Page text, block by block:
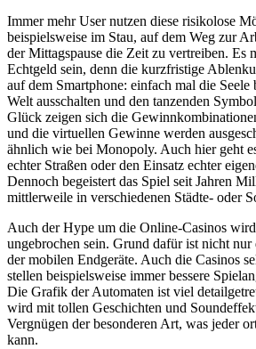
Immer mehr User nutzen diese risikolose
beispielsweise im Stau, auf dem Weg zur
der Mittagspause die Zeit zu vertreiben. Es
Echtgeld sein, denn die kurzfristige
auf dem Smartphone: einfach mal die Seele
Welt ausschalten und den tanzenden
Glück zeigen sich die
und die virtuellen Gewinne werden
ähnlich wie bei Monopoly. Auch hier geht
echter Straßen oder den Einsatz echter
Dennoch begeistert das Spiel seit Jahren
mittlerweile in verschiedenen Städte- oder
Auch der Hype um die Online-Casinos
ungebrochen sein. Grund dafür ist nicht nur
der mobilen Endgeräte. Auch die Casinos
stellen beispielsweise immer bessere
Die Grafik der Automaten ist viel
wird mit tollen Geschichten und
Vergnügen der besonderen Art, was jeder
kann.